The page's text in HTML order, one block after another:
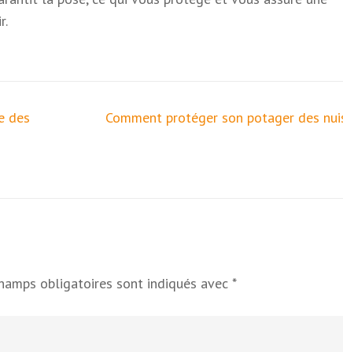
des
Comment protéger son potager des
obligatoires sont indiqués avec *